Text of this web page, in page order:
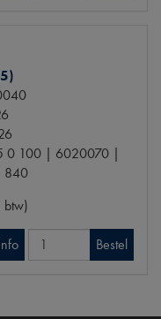
0 100 | 6020070 |
840
Bestel